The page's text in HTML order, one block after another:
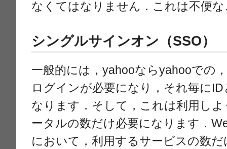
なくてはなりません．これは不便
シングルサインオン（SSO）
一般的には，yahooならyahooでの
ログインが必要になり，それ毎に
なります．そして，これは利用し
ータルの数だけ必要になります．
において，利用するサービスの数